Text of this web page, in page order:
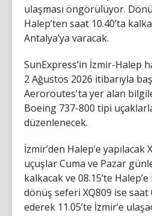
ulaşması öngörülüyor.
Halep’ten saat 10.40’ta
Antalya’ya varacak.
SunExpress’in İzmir-Halep
2 Ağustos 2026 itibarıyla
Aeroroutes'ta yer alan
Boeing 737-800 tipi
düzenlenecek.
İzmir’den Halep’e yapılacak
uçuşlar Cuma ve Pazar
kalkacak ve 08.15’te
dönüş seferi XQ809 ise saat
ederek 11.05’te İzmir’e